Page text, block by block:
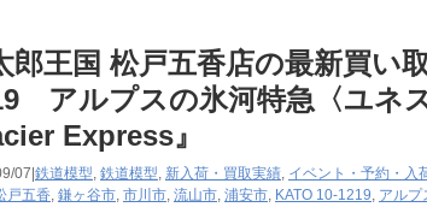
郎王国 松戸五香店の最新買い
アルプスの氷河特急〈ユネ
Express』
07| 鉄道模型, 鉄道模型, 新入荷・買取実績, イベント・予約・入
戸五香, 鎌ヶ谷市, 市川市, 流山市, 浦安市, KATO 10-1219, アルプ